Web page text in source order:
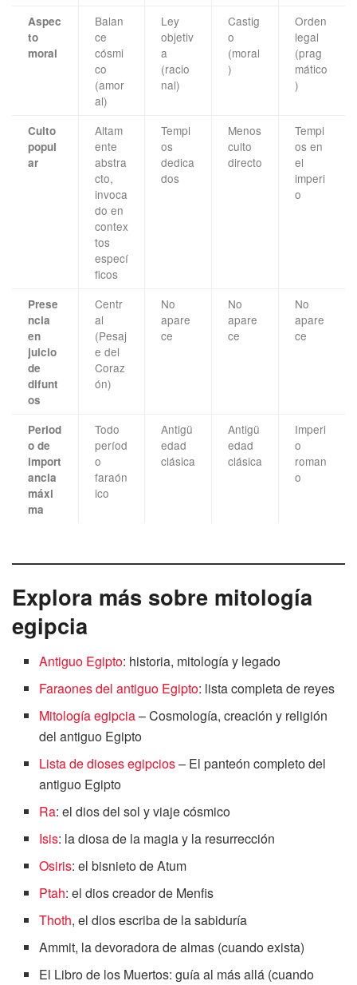
Aspec
to
moral
Balan
ce
cósmi
co
(amor
al)
Ley
objetiv
a
(racio
nal)
Castig
o
(moral
)
Orden
legal
(prag
mático
)
Culto
popul
ar
Altam
ente
abstra
cto,
invoca
do en
contex
tos
especí
ficos
Templ
os
dedica
dos
Menos
culto
directo
Templ
os en
el
imperi
o
Prese
ncia
en
juicio
de
difunt
os
Centr
al
(Pesaj
e del
Coraz
ón)
No
apare
ce
No
apare
ce
No
apare
ce
Period
o de
import
ancia
máxi
ma
Todo
períod
o
faraón
ico
Antigü
edad
clásica
Antigü
edad
clásica
Imperi
o
roman
o
Explora más sobre mitología
egipcia
Antiguo Egipto: historia, mitología y legado
Faraones del antiguo Egipto: lista completa de reyes
Mitología egipcia– Cosmología, creación y religión
del antiguo Egipto
Lista de dioses egipcios– El panteón completo del
antiguo Egipto
Ra: el dios del sol y viaje cósmico
Isis: la diosa de la magia y la resurrección
Osiris: el bisnieto de Atum
Ptah: el dios creador de Menfis
Thoth, el dios escriba de la sabiduría
Ammit, la devoradora de almas (cuando exista)
El Libro de los Muertos: guía al más allá (cuando